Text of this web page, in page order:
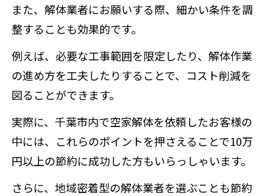
また、解体業者にお願いする際、細かい条件を調
整することも効果的です。
例えば、必要な工事範囲を限定したり、解体作業
の進め方を工夫したりすることで、コスト削減を
図ることができます。
実際に、千葉市内で空家解体を依頼したお客様の
中には、これらのポイントを押さえることで10万
円以上の節約に成功した方もいらっしゃいます。
さらに、地域密着型の解体業者を選ぶことも節約